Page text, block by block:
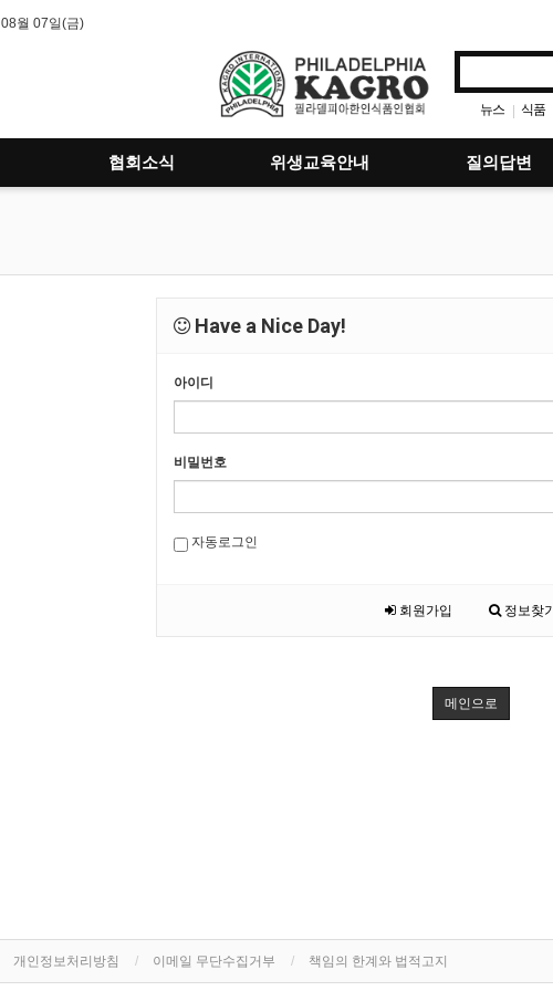
08월 07일(금)
뉴스 | 식품
협회소식 위생교육안내 질의답변
Have a Nice Day!
아이디
비밀번호
자동로그인
회원가입 정보찾기
메인으로
개인정보처리방침 이메일 무단수집거부 책임의 한계와 법적고지